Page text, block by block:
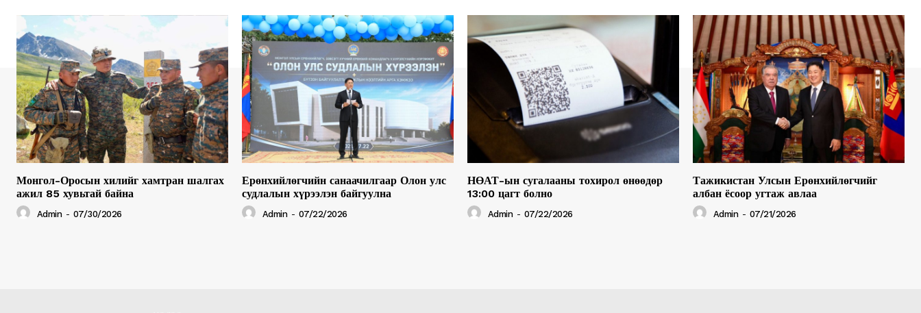
Монгол-Оросын хилийг хамтран шалгах
ажил 85 хувьтай байна
Admin - 07/30/2026
Ерөнхийлөгчийн санаачилгаар Олон улс
судлалын хүрээлэн байгуулна
Admin - 07/22/2026
НӨАТ-ын сугалааны тохирол өнөөдөр
13:00 цагт болно
Admin - 07/22/2026
Тажикистан Улсын Ерөнхийлөгчийг
албан ёсоор угтаж авлаа
Admin - 07/21/2026